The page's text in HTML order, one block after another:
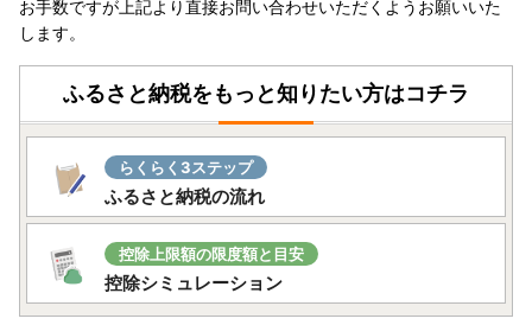
《熊本地震により被災された皆さまへ/配送遅延のお知ら
せ》
令和8年7月28日に発生した熊本県熊本地方を震源とする地
震により、お亡くなりになった方々に謹んでお悔やみ申し上
げます。
また、皆さまの安全と、被災地域の一日も早い復旧・復興を
お祈り申し上げます。
現在、地震の影響により、熊本県を発着するお荷物の集荷・
配送停止や九州地方を中心とした配送遅延が発生しておりま
お手数ですが上記より直接お問い合わせいただくようお願いいた
します。
ふるさと納税をもっと知りたい方はコチラ
らくらく3ステップ
ふるさと納税の流れ
控除上限額の限度額と目安
控除シミュレーション